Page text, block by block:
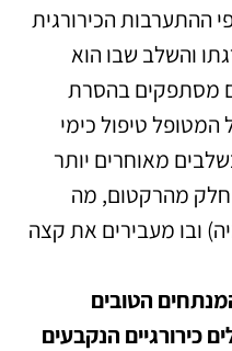
ההתערבות הכירורגית
והשלב שבו הוא
מסתפקים בהסרת
טיפול כימי
מאוחרים יותר
חלק מהרקטום, מה
ובו מעבירים את קצה
הטובים
כירורגיים הנקבעים